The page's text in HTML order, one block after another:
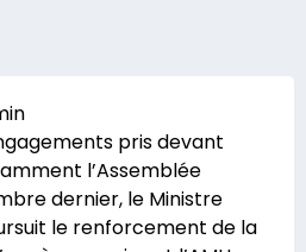
pris devant
l’Assemblée
dernier, le Ministre
le renforcement de la